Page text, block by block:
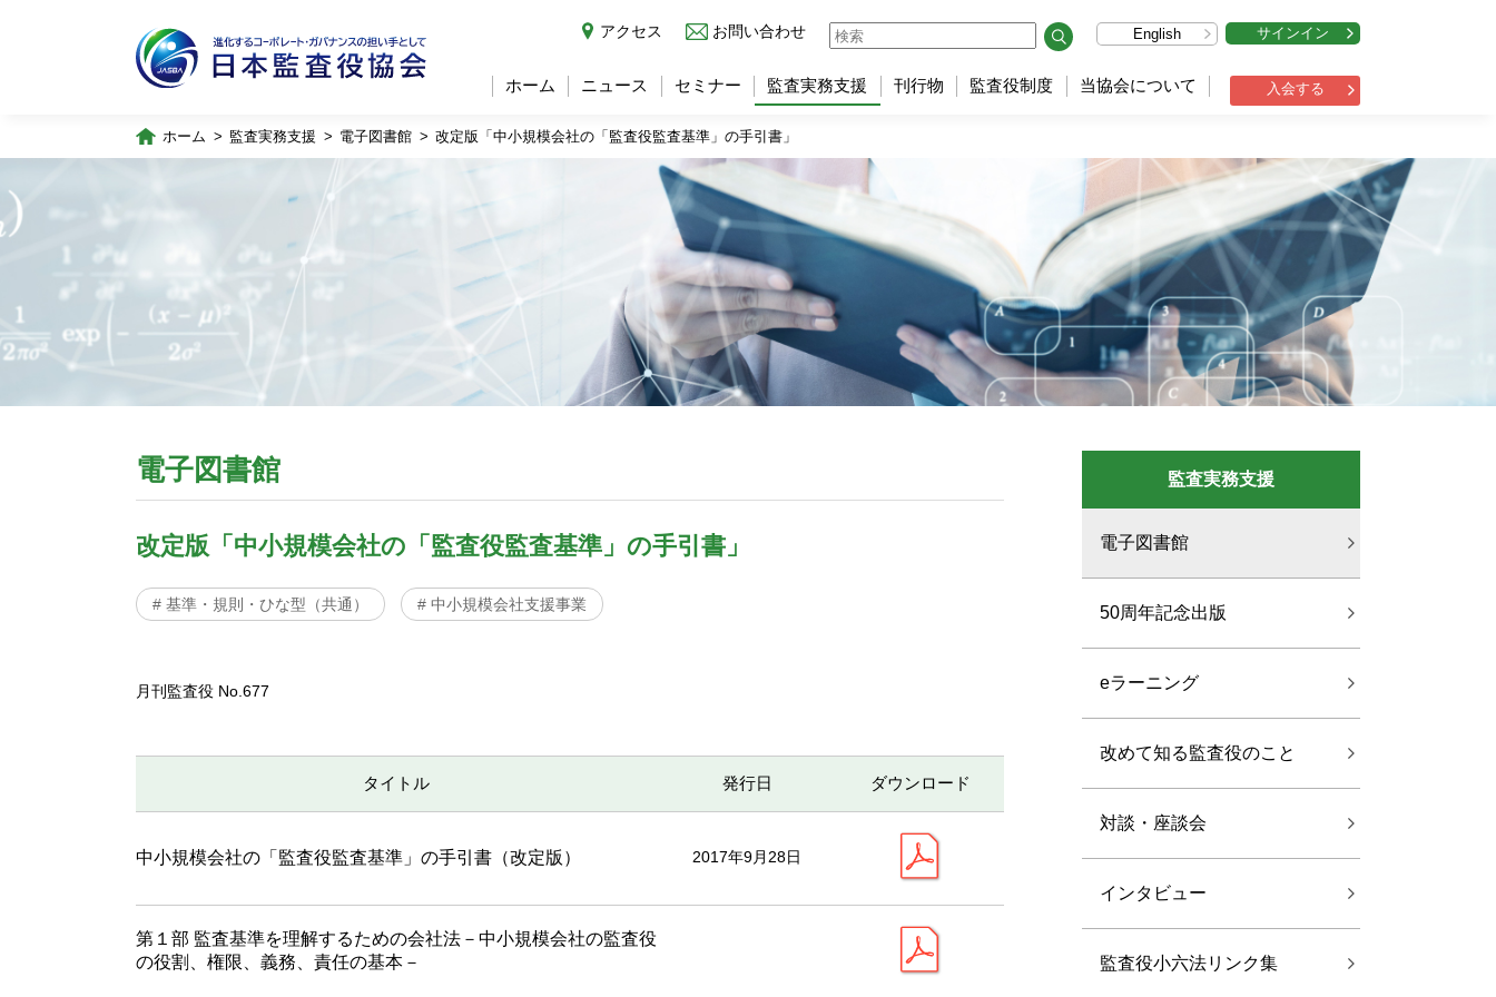
ホーム ニュース セミナー 監査実務支援 刊行物 監査役制度 当協会について 入会する
アクセス お問い合わせ English サインイン
ホーム 監査実務支援 電子図書館 改定版「中小規模会社の「監査役監査基準」の手引書」
監査実務支援
電子図書館
50周年記念出版
eラーニング
改めて知る監査役のこと
対談・座談会
インタビュー
監査役小六法リンク集
電子図書館
改定版「中小規模会社の「監査役監査基準」の手引書」
# 基準・規則・ひな型（共通） # 中小規模会社支援事業
月刊監査役 No.677
タイトル 発行日 ダウンロード
中小規模会社の「監査役監査基準」の手引書（改定版） 2017年9月28日
第１部 監査基準を理解するための会社法－中小規模会社の監査役
の役割、権限、義務、責任の基本－